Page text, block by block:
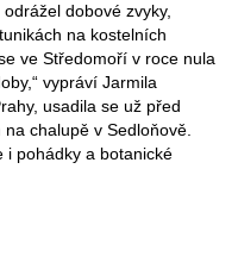
dobové zvyky,
na kostelních
ve Středomoří v roce nula
vypráví Jarmila
usadila se už před
chalupě v Sedloňově.
i pohádky a botanické